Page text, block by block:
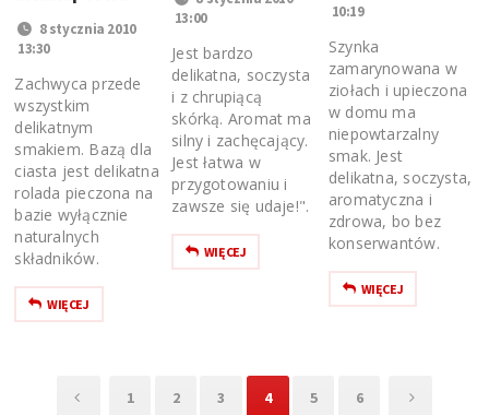
8 stycznia 2010
13:30
Zachwyca przede
wszystkim
delikatnym
smakiem. Bazą dla
ciasta jest delikatna
rolada pieczona na
bazie wyłącznie
naturalnych
składników.
WIĘCEJ
13:00
Jest bardzo
delikatna, soczysta
i z chrupiącą
skórką. Aromat ma
silny i zachęcający.
Jest łatwa w
przygotowaniu i
zawsze się udaje!".
WIĘCEJ
10:19
Szynka
zamarynowana w
ziołach i upieczona
w domu ma
niepowtarzalny
smak. Jest
delikatna, soczysta,
aromatyczna i
zdrowa, bo bez
konserwantów.
WIĘCEJ
1 2 3 4 5 6